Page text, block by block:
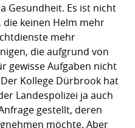
Gesundheit. Es ist nicht
die keinen Helm mehr
mehr
die aufgrund von
gewisse Aufgaben nicht
Kollege Dürbrook hat
Landespolizei ja auch
gestellt, deren
möchte. Aber